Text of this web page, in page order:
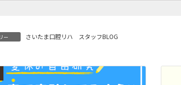
ー さいたま口腔リハ スタッフBLOG